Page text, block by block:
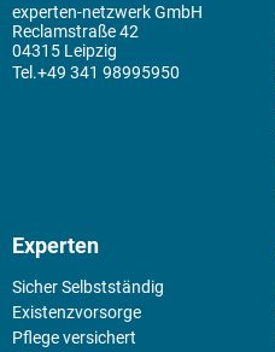
experten-netzwerk GmbH
Reclamstraße 42
04315 Leipzig
+49 341 98995950
Experten
Sicher Selbstständig
Existenz­vorsorge
Pflege versichert